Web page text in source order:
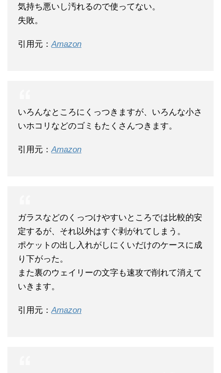
気持ち悪いし汚れるので使ってない。
失敗。
引用元：Amazon
いろんなところにくっつきますが、いろんな小さ
いホコリなどのゴミもたくさんつきます。
引用元：Amazon
ガラスなどのくっつけやすいところでは比較的安
定するが、それ以外はすぐ剥がれてしまう。
ポケットの出し入れがしにくいだけのケースに成
り下がった。
また裏のウェイリーの文字も速攻で削れて消えて
いきます。
引用元：Amazon